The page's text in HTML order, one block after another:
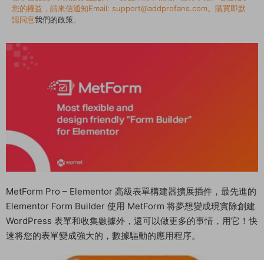
您的權益，請來信通知Email: support@addprofans.com。購買即默
認同意我們的政策。
MetForm Pro – Elementor 高級表單構建器擴展插件，最先進的
Elementor Form Builder 使用 MetForm 将夢想變成現實除創建
WordPress 表單和收集數據外，還可以做更多的事情，用它！快
速将您的表單變成強大的，數據驅動的應用程序。